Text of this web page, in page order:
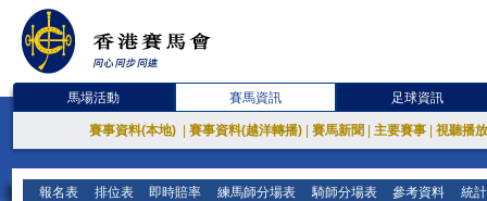
馬場活動 賽馬資訊 足球資訊
賽事資料(本地) 賽事資料(越洋轉播) 賽馬新聞 主要賽事 視聽播
報名表 排位表 即時賠率 練馬師分場表 騎師分場表 參考資料 統